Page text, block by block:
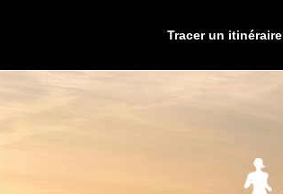
Tracer un itinéraire